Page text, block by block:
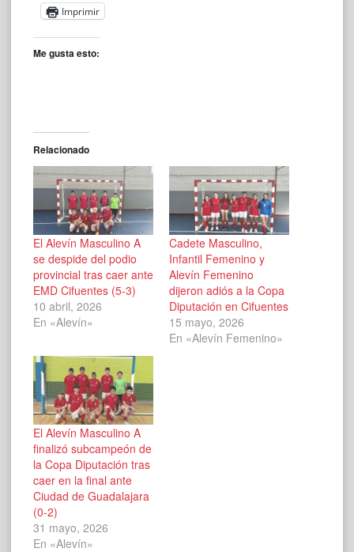
Imprimir
Me gusta esto:
Relacionado
El Alevín Masculino A
se despide del podio
provincial tras caer ante
EMD Cifuentes (5-3)
10 abril, 2026
En «Alevín»
Cadete Masculino,
Infantil Femenino y
Alevín Femenino
dijeron adiós a la Copa
Diputación en Cifuentes
15 mayo, 2026
En «Alevín Femenino»
El Alevín Masculino A
finalizó subcampeón de
la Copa Diputación tras
caer en la final ante
Ciudad de Guadalajara
(0-2)
31 mayo, 2026
En «Alevín»